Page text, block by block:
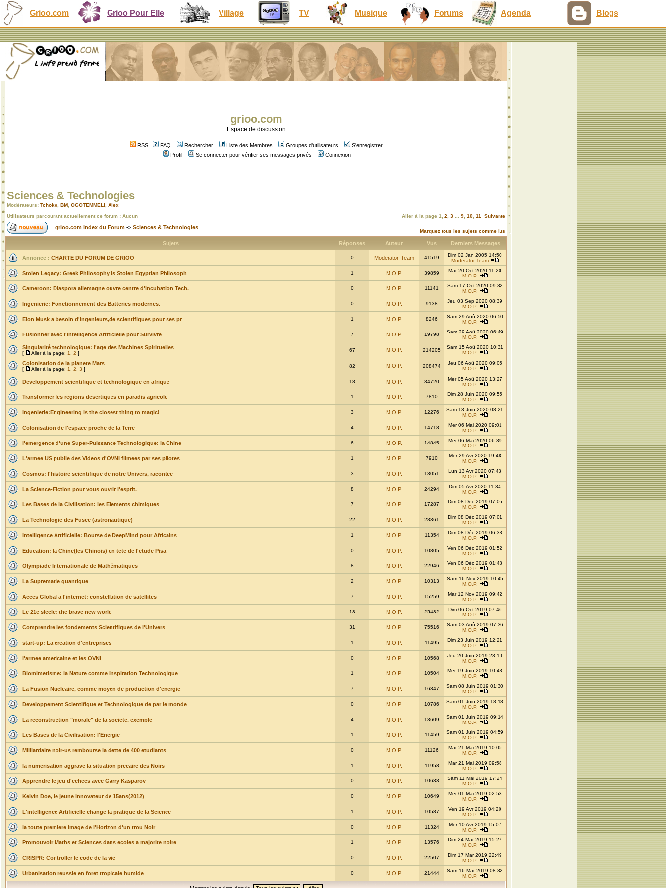
Grioo.com Grioo Pour Elle Village TV Musique Forums Agenda Blogs
grioo.com
Espace de discussion
RSS FAQ Rechercher Liste des Membres Groupes d'utilisateurs
S'enregistrer
Profil
Se connecter pour vérifier ses messages privés Connexion
Sciences & Technologies
Modérateurs: Tchoko BM OGOTEMMELI Alex
Utilisateurs parcourant actuellement ce forum : Aucun
Aller à la page 1 2 3 9 10 11 Suivante
grioo.com Index du Forum -> Sciences & Technologies
Marquez tous les sujets comme lus
Sujets Réponses Auteur Vus Derniers Messages
Annonce : CHARTE DU FORUM DE GRIOO 0 Moderator-Team 41519
Dim 02 Jan 2005 14:50
Moderator-Team
Stolen Legacy: Greek Philosophy is Stolen Egyptian Philosoph 1 M.O.P. 39859
Mar 20 Oct 2020 11:20
M.O.P.
Cameroon: Diaspora allemagne ouvre centre d'incubation Tech. 0 M.O.P. 11141
Sam 17 Oct 2020 09:32
M.O.P.
Ingenierie: Fonctionnement des Batteries modernes. 0 M.O.P. 9138
Jeu 03 Sep 2020 08:39
M.O.P.
Elon Musk a besoin d'ingenieurs,de scientifiques pour ses pr 1 M.O.P. 8246
Sam 29 Aoû 2020 06:50
M.O.P.
Fusionner avec l'Intelligence Artificielle pour Survivre 7 M.O.P. 19798
Sam 29 Aoû 2020 06:49
M.O.P.
Singularité technologique: l'age des Machines Spirituelles
[ Aller à la page: 1 2 ]
67 M.O.P. 214205
Sam 15 Aoû 2020 10:31
M.O.P.
Colonisation de la planete Mars
[ Aller à la page: 1 2 3 ]
82 M.O.P. 208474
Jeu 06 Aoû 2020 09:05
M.O.P.
Developpement scientifique et technologique en afrique 18 M.O.P. 34720
Mer 05 Aoû 2020 13:27
M.O.P.
Transformer les regions desertiques en paradis agricole 1 M.O.P. 7810
Dim 28 Juin 2020 09:55
M.O.P.
Ingenierie:Engineering is the closest thing to magic! 3 M.O.P. 12276
Sam 13 Juin 2020 08:21
M.O.P.
Colonisation de l'espace proche de la Terre 4 M.O.P. 14718
Mer 06 Mai 2020 09:01
M.O.P.
l'emergence d'une Super-Puissance Technologique: la Chine 6 M.O.P. 14845
Mer 06 Mai 2020 06:39
M.O.P.
L'armee US publie des Videos d'OVNI filmees par ses pilotes 1 M.O.P. 7910
Mer 29 Avr 2020 19:48
M.O.P.
Cosmos: l'histoire scientifique de notre Univers, racontee 3 M.O.P. 13051
Lun 13 Avr 2020 07:43
M.O.P.
La Science-Fiction pour vous ouvrir l'esprit. 8 M.O.P. 24294
Dim 05 Avr 2020 11:34
M.O.P.
Les Bases de la Civilisation: les Elements chimiques 7 M.O.P. 17287
Dim 08 Déc 2019 07:05
M.O.P.
La Technologie des Fusee (astronautique) 22 M.O.P. 28361
Dim 08 Déc 2019 07:01
M.O.P.
Intelligence Artificielle: Bourse de DeepMind pour Africains 1 M.O.P. 11354
Dim 08 Déc 2019 06:38
M.O.P.
Education: la Chine(les Chinois) en tete de l'etude Pisa 0 M.O.P. 10805
Ven 06 Déc 2019 01:52
M.O.P.
Olympiade Internationale de Mathématiques 8 M.O.P. 22946
Ven 06 Déc 2019 01:48
M.O.P.
La Suprematie quantique 2 M.O.P. 10313
Sam 16 Nov 2019 10:45
M.O.P.
Acces Global a l'internet: constellation de satellites 7 M.O.P. 15259
Mar 12 Nov 2019 09:42
M.O.P.
Le 21e siecle: the brave new world 13 M.O.P. 25432
Dim 06 Oct 2019 07:46
M.O.P.
Comprendre les fondements Scientifiques de l'Univers 31 M.O.P. 75516
Sam 03 Aoû 2019 07:36
M.O.P.
start-up: La creation d'entreprises 1 M.O.P. 11495
Dim 23 Juin 2019 12:21
M.O.P.
l'armee americaine et les OVNI 0 M.O.P. 10568
Jeu 20 Juin 2019 23:10
M.O.P.
Biomimetisme: la Nature comme Inspiration Technologique 1 M.O.P. 10504
Mer 19 Juin 2019 10:48
M.O.P.
La Fusion Nucleaire, comme moyen de production d'energie 7 M.O.P. 16347
Sam 08 Juin 2019 01:30
M.O.P.
Developpement Scientifique et Technologique de par le monde 0 M.O.P. 10786
Sam 01 Juin 2019 18:18
M.O.P.
La reconstruction "morale" de la societe, exemple 4 M.O.P. 13609
Sam 01 Juin 2019 09:14
M.O.P.
Les Bases de la Civilisation: l'Energie 1 M.O.P. 11459
Sam 01 Juin 2019 04:59
M.O.P.
Milliardaire noir-us rembourse la dette de 400 etudiants 0 M.O.P. 11126
Mar 21 Mai 2019 10:05
M.O.P.
la numerisation aggrave la situation precaire des Noirs 1 M.O.P. 11958
Mar 21 Mai 2019 09:58
M.O.P.
Apprendre le jeu d'echecs avec Garry Kasparov 0 M.O.P. 10633
Sam 11 Mai 2019 17:24
M.O.P.
Kelvin Doe, le jeune innovateur de 15ans(2012) 0 M.O.P. 10649
Mer 01 Mai 2019 02:53
M.O.P.
L'intelligence Artificielle change la pratique de la Science 1 M.O.P. 10587
Ven 19 Avr 2019 04:20
M.O.P.
la toute premiere Image de l'Horizon d'un trou Noir 0 M.O.P. 11324
Mer 10 Avr 2019 15:07
M.O.P.
Promouvoir Maths et Sciences dans ecoles a majorite noire 1 M.O.P. 13576
Dim 24 Mar 2019 15:27
M.O.P.
CRISPR: Controller le code de la vie 0 M.O.P. 22507
Dim 17 Mar 2019 22:49
M.O.P.
Urbanisation reussie en foret tropicale humide 0 M.O.P. 21444
Sam 16 Mar 2019 08:32
M.O.P.